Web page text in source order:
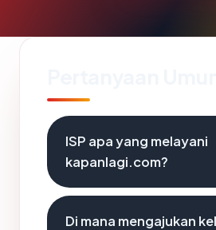
ISP apa yang melayani
kapanlagi.com?
Di mana mengajukan